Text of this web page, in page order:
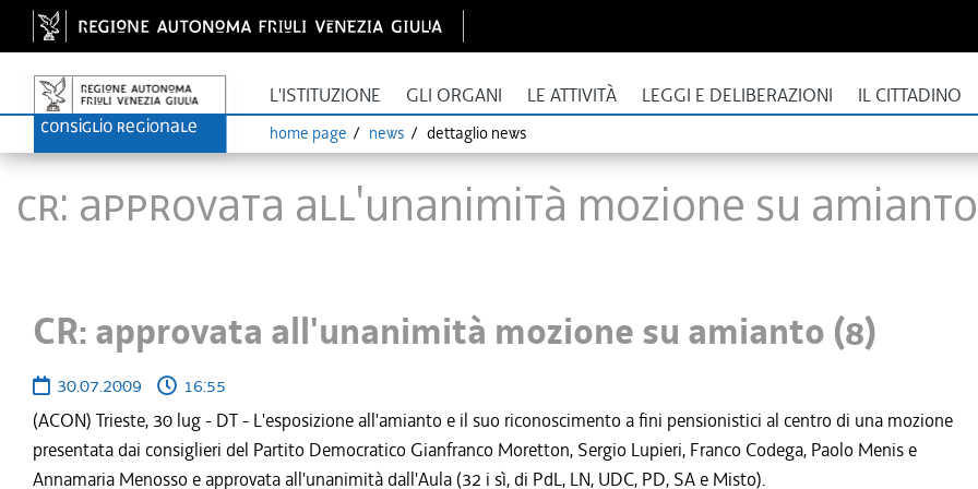
L'ISTITUZIONE GLI ORGANI LE ATTIVITÀ LEGGI E DELIBERAZIONI IL CITTADINO
home page news dettaglio news
CR: approvata all'unanimità mozione su
CR: approvata all'unanimità mozione su amianto (8)
30.07.2009
16:55
(ACON) Trieste, 30 lug - DT - L'esposizione all'amianto e il suo riconoscimento a fini pensionistici al centro di una mozione
presentata dai consiglieri del Partito Democratico Gianfranco Moretton, Sergio Lupieri, Franco Codega, Paolo Menis e
Annamaria Menosso e approvata all'unanimità dall'Aula (32 i sì, di PdL, LN, UDC, PD, SA e Misto).